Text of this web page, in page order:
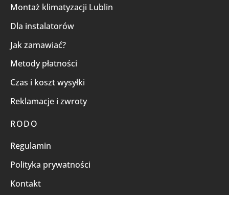
Montaż klimatyzacji Lublin
Dla instalatorów
Jak zamawiać?
Metody płatności
Czas i koszt wysyłki
Reklamacje i zwroty
RODO
Regulamin
Polityka prywatności
Kontakt